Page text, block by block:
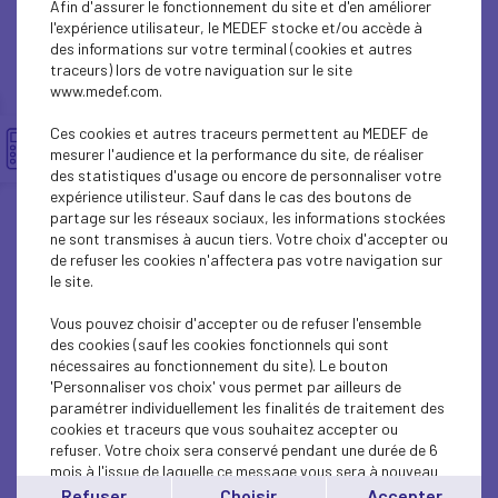
SUSTAINABLE DEVELOPMENT
SUSTAINABLE DEVELOPMENT
INTERNATIONAL - EUROPE
SUSTAINABLE DEVELOPMENT
SOCIAL
INTERNATIONAL - EUROPE
INTERNATIONAL - EUROPE
SUSTAINABLE DEVELOPMENT
ECONOMY
Afin d'assurer le fonctionnement du site et d'en améliorer
l'expérience utilisateur, le MEDEF stocke et/ou accède à
des informations sur votre terminal (cookies et autres
traceurs) lors de votre naviguation sur le site
www.medef.com.
Ces cookies et autres traceurs permettent au MEDEF de
mesurer l'audience et la performance du site, de réaliser
des statistiques d'usage ou encore de personnaliser votre
expérience utilisteur. Sauf dans le cas des boutons de
partage sur les réseaux sociaux, les informations stockées
ne sont transmises à aucun tiers. Votre choix d'accepter ou
de refuser les cookies n'affectera pas votre navigation sur
le site.
Vous pouvez choisir d'accepter ou de refuser l'ensemble
des cookies (sauf les cookies fonctionnels qui sont
nécessaires au fonctionnement du site). Le bouton
'Personnaliser vos choix' vous permet par ailleurs de
paramétrer individuellement les finalités de traitement des
cookies et traceurs que vous souhaitez accepter ou
refuser. Votre choix sera conservé pendant une durée de 6
mois à l'issue de laquelle ce message vous sera à nouveau
affiché..